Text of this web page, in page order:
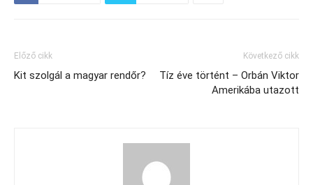
Előző cikk
Kit szolgál a magyar rendőr?
Következő cikk
Tíz éve történt – Orbán Viktor
Amerikába utazott